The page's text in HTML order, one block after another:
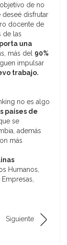
de no
deseé disfrutar
docente de
de las
una
más del 90%
impulsar
trabajo.
no es algo
países de
se
además
más
Humanos,
Siguiente